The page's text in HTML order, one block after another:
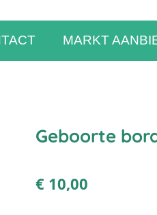
MARKT
Geboorte
€ 10,00